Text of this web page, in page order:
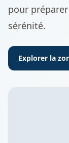
pour
sérénité.
Explorer la